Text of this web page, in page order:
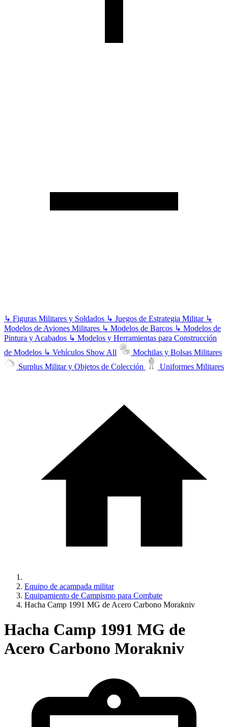
↳ Figuras Militares y Soldados ↳ Juegos de Estrategia Militar ↳
Modelos de Aviones Militares ↳ Modelos de Barcos ↳ Modelos de
Pintura y Acabados ↳ Modelos y Herramientas para Construcción
de Modelos ↳ Vehículos Show All
Mochilas y Bolsas Militares
Surplus Militar y Objetos de Colección
Uniformes Militares
Equipo de acampada militar
Equipamiento de Campismo para Combate
Hacha Camp 1991 MG de Acero Carbono Morakniv
Hacha Camp 1991 MG de
Acero Carbono Morakniv